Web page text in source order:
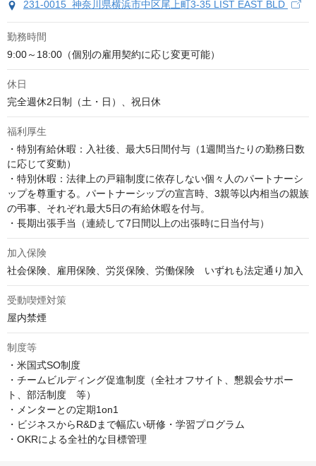
231-0015 神奈川県横浜市中区尾上町3-35 LIST EAST BLD
勤務時間
9:00～18:00（個別の雇用契約に応じ変更可能）
休日
完全週休2日制（土・日）、祝日休
福利厚生
・特別有給休暇：入社後、最大5日間付与（1週間当たりの勤務日数
に応じて変動）
・特別休暇：法律上の戸籍制度に依存しない個々人のパートナーシ
ップを尊重する。パートナーシップの宣言時、3親等以内相当の親族
の弔事、それぞれ最大5日の有給休暇を付与。
・長期出張手当（連続して7日間以上の出張時に日当付与）
加入保険
社会保険、雇用保険、労災保険、労働保険　いずれも法定通り加入
受動喫煙対策
屋内禁煙
制度等
・米国式SO制度
・チームビルディング促進制度（全社オフサイト、懇親会サポー
ト、部活制度　等）
・メンターとの定期1on1
・ビジネスからR&Dまで幅広い研修・学習プログラム
・OKRによる全社的な目標管理